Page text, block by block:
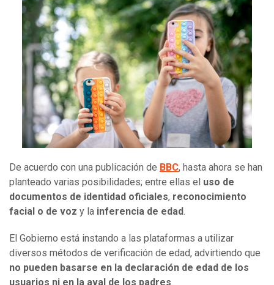
De acuerdo con una publicación de BBC, hasta ahora se han
planteado varias posibilidades; entre ellas el uso de
documentos de identidad oficiales, reconocimiento
facial o de voz y la inferencia de edad.
El Gobierno está instando a las plataformas a utilizar
diversos métodos de verificación de edad, advirtiendo que
no pueden basarse en la declaración de edad de los
usuarios ni en la aval de los padres